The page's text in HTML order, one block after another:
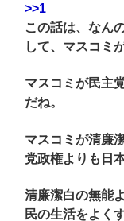
>>1
この話は、なん
して、マスコミ
マスコミが民主
だね。
マスコミが清廉
党政権よりも日
清廉潔白の無能
民の生活をよく